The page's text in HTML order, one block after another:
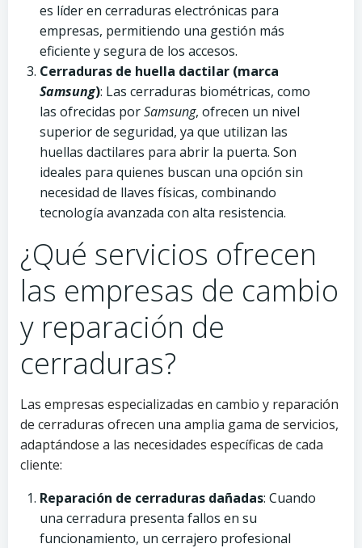
es líder en cerraduras electrónicas para
empresas, permitiendo una gestión más
eficiente y segura de los accesos.
Cerraduras de huella dactilar (marca
Samsung): Las cerraduras biométricas, como
las ofrecidas porSamsung, ofrecen un nivel
superior de seguridad, ya que utilizan las
huellas dactilares para abrir la puerta. Son
ideales para quienes buscan una opción sin
necesidad de llaves físicas, combinando
tecnología avanzada con alta resistencia.
¿Qué servicios ofrecen
las empresas de cambio
y reparación de
cerraduras?
Las empresas especializadas en cambio y reparación
de cerraduras ofrecen una amplia gama de servicios,
adaptándose a las necesidades específicas de cada
cliente:
Reparación de cerraduras dañadas: Cuando
una cerradura presenta fallos en su
funcionamiento, un cerrajero profesional